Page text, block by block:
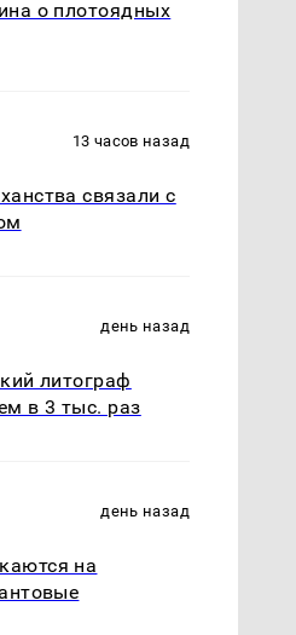
о плотоядных
13 часов назад
связали с
день назад
литограф
в 3 тыс. раз
день назад
на